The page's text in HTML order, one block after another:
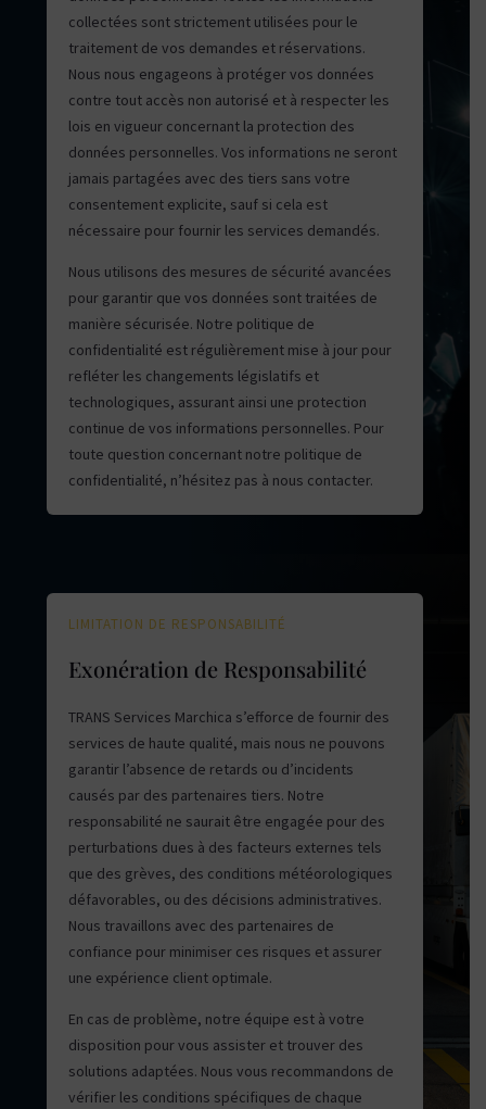
collectées sont strictement utilisées pour le
traitement de vos demandes et réservations.
Nous nous engageons à protéger vos données
contre tout accès non autorisé et à respecter les
lois en vigueur concernant la protection des
données personnelles. Vos informations ne seront
jamais partagées avec des tiers sans votre
consentement explicite, sauf si cela est
nécessaire pour fournir les services demandés.
Nous utilisons des mesures de sécurité avancées
pour garantir que vos données sont traitées de
manière sécurisée. Notre politique de
confidentialité est régulièrement mise à jour pour
refléter les changements législatifs et
technologiques, assurant ainsi une protection
continue de vos informations personnelles. Pour
toute question concernant notre politique de
confidentialité, n’hésitez pas à nous contacter.
LIMITATION DE RESPONSABILITÉ
Exonération de Responsabilité
TRANS Services Marchica s’efforce de fournir des
services de haute qualité, mais nous ne pouvons
garantir l’absence de retards ou d’incidents
causés par des partenaires tiers. Notre
responsabilité ne saurait être engagée pour des
perturbations dues à des facteurs externes tels
que des grèves, des conditions météorologiques
défavorables, ou des décisions administratives.
Nous travaillons avec des partenaires de
confiance pour minimiser ces risques et assurer
une expérience client optimale.
En cas de problème, notre équipe est à votre
disposition pour vous assister et trouver des
solutions adaptées. Nous vous recommandons de
vérifier les conditions spécifiques de chaque